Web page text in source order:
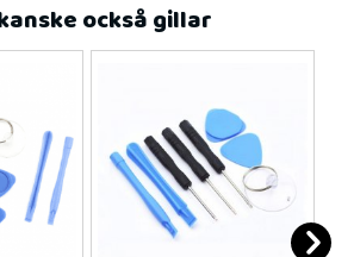
också gillar